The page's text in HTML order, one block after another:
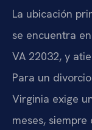
La ubicación
se encuentra
VA 22032, y
Para un
Virginia exige
meses,